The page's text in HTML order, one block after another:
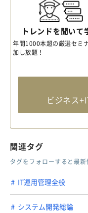
トレンドを聞いて
年間1000本超の厳選セミ
加し放題！
ビジネス
関連タグ
タグをフォローすると最
IT運用管理全般
システム開発総論